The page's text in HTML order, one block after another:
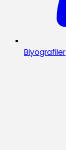
Biyografiler